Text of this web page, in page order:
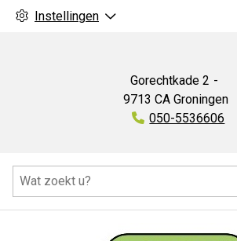
Instellingen
Gorechtkade 2
9713 CA Groningen
Tel:
050-5536606